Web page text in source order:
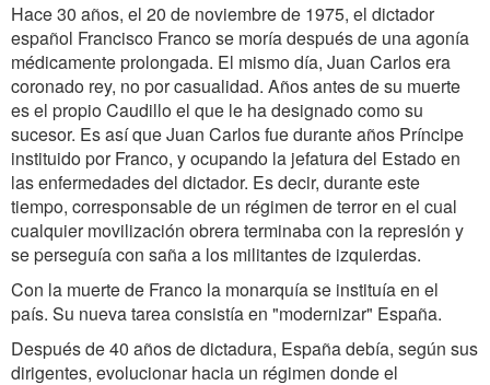
Hace 30 años, el 20 de noviembre de 1975, el dictador
español Francisco Franco se moría después de una agonía
médicamente prolongada. El mismo día, Juan Carlos era
coronado rey, no por casualidad. Años antes de su muerte
es el propio Caudillo el que le ha designado como su
sucesor. Es así que Juan Carlos fue durante años Príncipe
instituido por Franco, y ocupando la jefatura del Estado en
las enfermedades del dictador. Es decir, durante este
tiempo, corresponsable de un régimen de terror en el cual
cualquier movilización obrera terminaba con la represión y
se perseguía con saña a los militantes de izquierdas.
Con la muerte de Franco la monarquía se instituía en el
país. Su nueva tarea consistía en "modernizar" España.
Después de 40 años de dictadura, España debía, según sus
dirigentes, evolucionar hacia un régimen donde el